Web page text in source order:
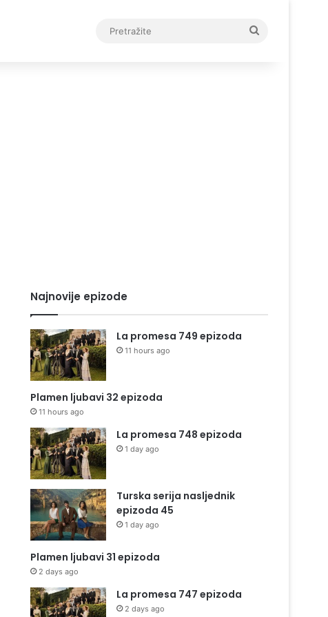
Najnovije epizode
La promesa 749 epizoda
11 hours ago
Plamen ljubavi 32 epizoda
11 hours ago
La promesa 748 epizoda
1 day ago
Turska serija nasljednik
epizoda 45
1 day ago
Plamen ljubavi 31 epizoda
2 days ago
La promesa 747 epizoda
2 days ago